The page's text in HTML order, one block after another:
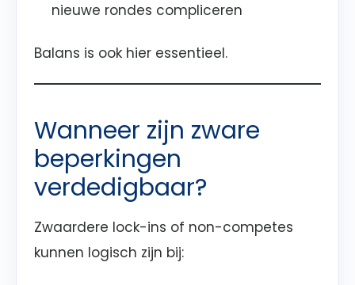
nieuwe rondes compliceren
Balans is ook hier essentieel.
Wanneer zijn zware
beperkingen
verdedigbaar?
Zwaardere lock-ins of non-competes
kunnen logisch zijn bij: